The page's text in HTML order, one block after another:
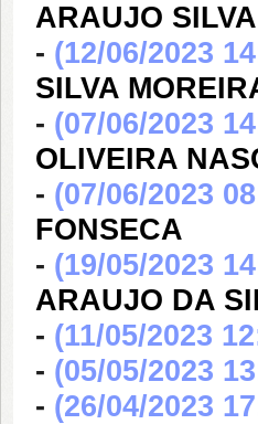
ARAUJO
- (12/06/2023
SILVA
- (07/06/2023
OLIVEIRA
- (07/06/2023
FONSECA
- (19/05/2023
ARAUJO DA
- (11/05/2023
- (05/05/2023
- (26/04/2023